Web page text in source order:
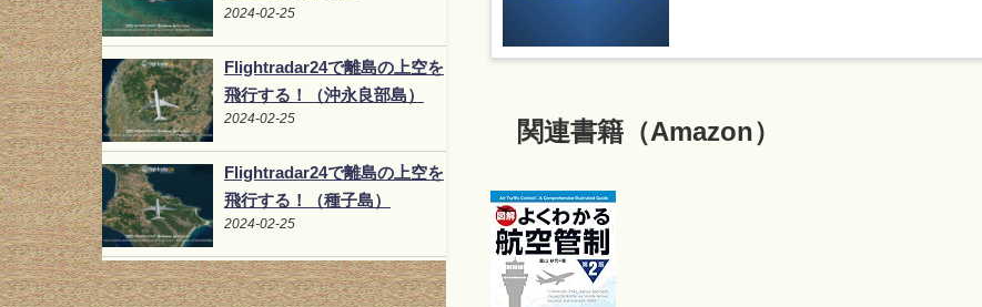
関連書籍（Amazon）
2024-02-25
Flightradar24で離島の上空を
飛行する！（沖永良部島）
2024-02-25
Flightradar24で離島の上空を
飛行する！（種子島）
2024-02-25